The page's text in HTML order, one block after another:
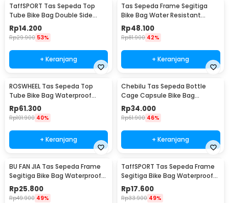
TaffSPORT Tas Sepeda Top
Tube Bike Bag Double Side
Waterproof
Rp14.200
Rp29.900 53%
+ Keranjang
Tas Sepeda Frame Segitiga
Bike Bag Water Resistant
Kapasitas Besar 2L - ROS126
Rp48.100
Rp81.900 42%
+ Keranjang
ROSWHEEL Tas Sepeda Top
Tube Bike Bag Waterproof
Holder HP 6 Inch - ROS12
Rp61.300
Rp101.900 40%
+ Keranjang
Chebilu Tas Sepeda Bottle
Cage Capsule Bike Bag
Waterproof Hard Shell
Rp34.000
Rp61.900 46%
+ Keranjang
BU FAN JIA Tas Sepeda Frame
Segitiga Bike Bag Waterproof
Holder Botol - YA224
Rp25.800
Rp49.900 49%
TaffSPORT Tas Sepeda Frame
Segitiga Bike Bag Waterproof
Nylon - YA187
Rp17.600
Rp33.900 49%